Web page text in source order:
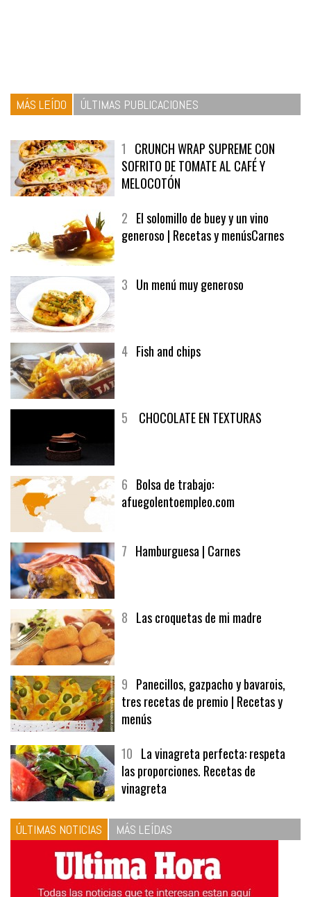
MÁS LEÍDO ÚLTIMAS PUBLICACIONES
1 CRUNCH WRAP SUPREME CON
SOFRITO DE TOMATE AL CAFÉ Y
MELOCOTÓN
2 El solomillo de buey y un vino
generoso | Recetas y menúsCarnes
3 Un menú muy generoso
4 Fish and chips
5 CHOCOLATE EN TEXTURAS
6 Bolsa de trabajo:
afuegolentoempleo.com
7 Hamburguesa | Carnes
8 Las croquetas de mi madre
9 Panecillos, gazpacho y bavarois,
tres recetas de premio | Recetas y
menús
10 La vinagreta perfecta: respeta
las proporciones. Recetas de
vinagreta
ÚLTIMAS NOTICIAS MÁS LEÍDAS